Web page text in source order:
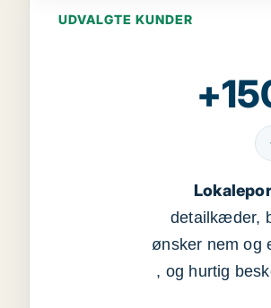
UDVALGTE KUNDER
detailkæder,
ønsker nem og
, og hurtig